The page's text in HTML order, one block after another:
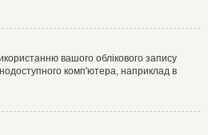
вашого облікового запису
комп'ютера, наприклад в